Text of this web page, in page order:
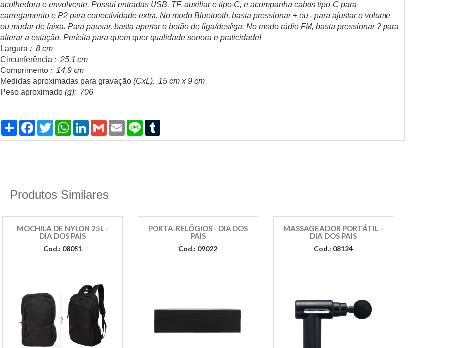
acolhedora e envolvente. Possui entradas USB, TF, auxiliar e tipo-C, e acompanha cabos tipo-C para
carregamento e P2 para conectividade extra. No modo Bluetooth, basta pressionar + ou - para ajustar o volume
ou mudar de faixa. Para pausar, basta apertar o botão de liga/desliga. No modo rádio FM, basta pressionar ? para
alterar a estação. Perfeita para quem quer qualidade sonora e praticidade!
Largura : 8 cm
Circunferência : 25,1 cm
Comprimento : 14,9 cm
Medidas aproximadas para gravação (CxL): 15 cm x 9 cm
Peso aproximado (g): 706
Compartilhar
Facebook
TwitterWhatsApp
LinkedIn
GmailEmailLine
Produtos Similares
MOCHILA DE NYLON 25L -
DIA DOS PAIS
Cod.: 08051
PORTA-RELÓGIOS - DIA DOS
PAIS
Cod.: 09022
MASSAGEADOR PORTÁTIL -
DIA DOS PAIS
Cod.: 08124